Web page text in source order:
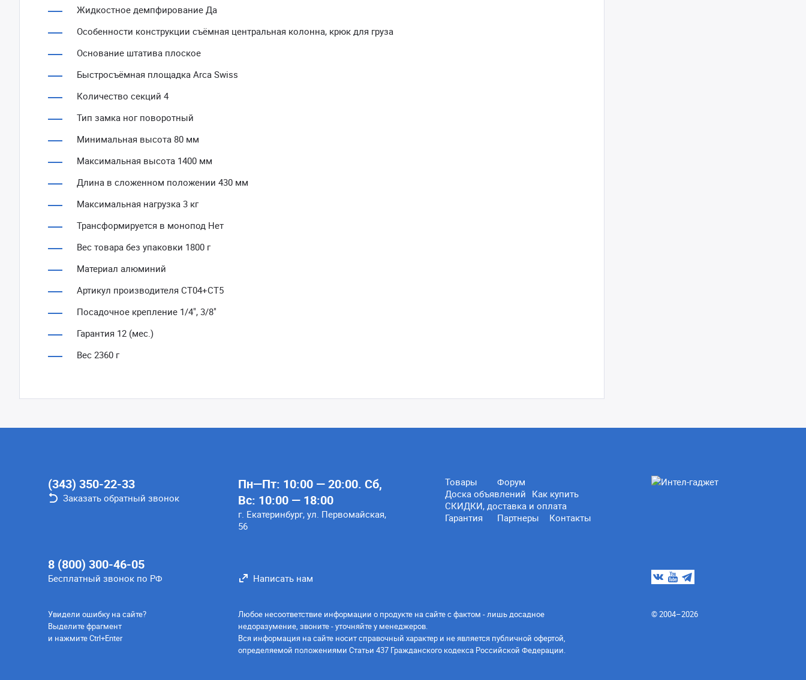
Жидкостное демпфирование Да
Особенности конструкции съёмная центральная колонна, крюк для груза
Основание штатива плоское
Быстросъёмная площадка Arca Swiss
Количество секций 4
Тип замка ног поворотный
Минимальная высота 80 мм
Максимальная высота 1400 мм
Длина в сложенном положении 430 мм
Максимальная нагрузка 3 кг
Трансформируется в монопод Нет
Вес товара без упаковки 1800 г
Материал алюминий
Артикул производителя CT04+CT5
Посадочное крепление 1/4", 3/8"
Гарантия 12 (мес.)
Вес 2360 г
(343) 350-22-33
Заказать обратный звонок
8 (800) 300-46-05
Бесплатный звонок по РФ
Пн—Пт: 10:00 — 20:00. Сб,
Вс: 10:00 — 18:00
г. Екатеринбург, ул. Первомайская,
56
Товары
Форум
Доска объявлений Как купить
СКИДКИ, доставка и оплата
Гарантия
Партнеры Контакты
Написать нам
Увидели ошибку на сайте?
Выделите фрагмент
и нажмите Ctrl+Enter
Любое несоответствие информации о продукте на сайте с фактом - лишь досадное
недоразумение, звоните - уточняйте у менеджеров.
Вся информация на сайте носит справочный характер и не является публичной офертой,
определяемой положениями Статьи 437 Гражданского кодекса Российской Федерации.
© 2004–2026